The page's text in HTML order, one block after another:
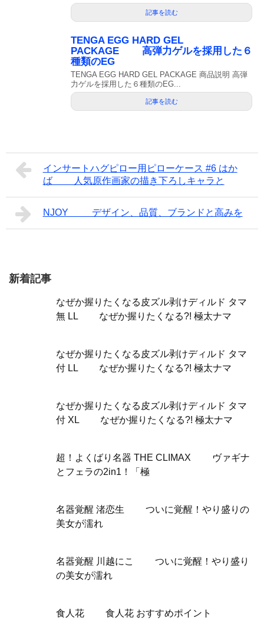
記事を読む
TENGA EGG HARD GEL
PACKAGE 高弾力ゲルを採用した６
種類のEG
TENGA EGG HARD GEL PACKAGE 商品説明 高弾
力ゲルを採用した６種類のEG...
記事を読む
インサートハグピロー用ピローケース #6 はか
ば 人気原作画家の描き下ろしキャラと
NJOY デザイン、品質、ブランドと高みを
新着記事
なぜか握りたくなる皮ズル剥けディルド タマ
無 LL なぜか握りたくなる?! 極太ナマ
なぜか握りたくなる皮ズル剥けディルド タマ
付 LL なぜか握りたくなる?! 極太ナマ
なぜか握りたくなる皮ズル剥けディルド タマ
付 XL なぜか握りたくなる?! 極太ナマ
超！よくばり名器 THE CLIMAX ヴァギナ
とフェラの2in1！「極
名器覚醒 渚恋生 ついに覚醒！やり盛りの
美女が濡れ
名器覚醒 川越にこ ついに覚醒！やり盛り
の美女が濡れ
食人花 食人花 おすすめポイント